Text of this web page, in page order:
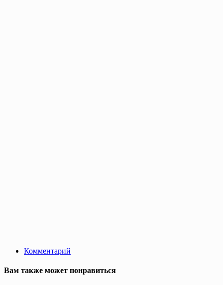
Комментарий
Вам также может понравиться